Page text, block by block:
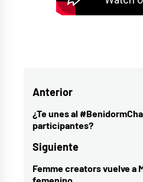
fest
benidorm
Fest
2023
Ripper
Navegación
de
entradas
Anterior
Entrada
anterior:
¿Te unes al
participantes?
Siguiente
Entrada
Femme creators vuelve a